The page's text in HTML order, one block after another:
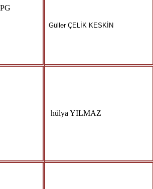
Güller ÇELİK KESKİN
hülya YILMAZ